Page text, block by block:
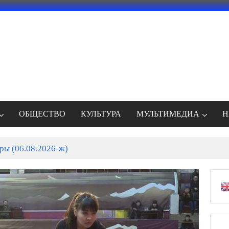
ОБЩЕСТВО КУЛЬТУРА МУЛЬТИМЕДИА
(САВ) Абу Талибдин камкордугунда